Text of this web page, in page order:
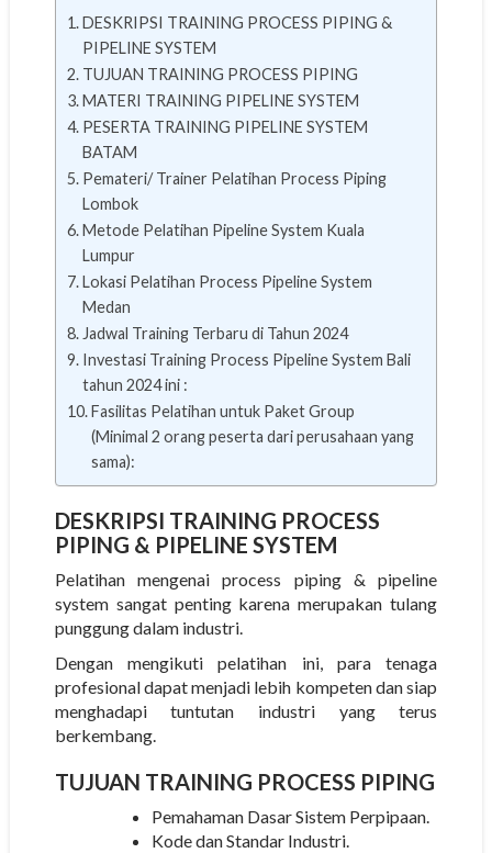
DESKRIPSI TRAINING PROCESS PIPING &
PIPELINE SYSTEM
TUJUAN TRAINING PROCESS PIPING
MATERI TRAINING PIPELINE SYSTEM
PESERTA TRAINING PIPELINE SYSTEM
BATAM
Pemateri/ Trainer Pelatihan Process Piping
Lombok
Metode Pelatihan Pipeline System Kuala
Lumpur
Lokasi Pelatihan Process Pipeline System
Medan
Jadwal Training Terbaru di Tahun 2024
Investasi Training Process Pipeline System Bali
tahun 2024 ini :
Fasilitas Pelatihan untuk Paket Group
(Minimal 2 orang peserta dari perusahaan yang
sama):
DESKRIPSI TRAINING PROCESS
PIPING & PIPELINE SYSTEM
Pelatihan mengenai process piping & pipeline
system sangat penting karena merupakan tulang
punggung dalam industri.
Dengan mengikuti pelatihan ini, para tenaga
profesional dapat menjadi lebih kompeten dan siap
menghadapi tuntutan industri yang terus
berkembang.
TUJUAN TRAINING PROCESS PIPING
Pemahaman Dasar Sistem Perpipaan.
Kode dan Standar Industri.